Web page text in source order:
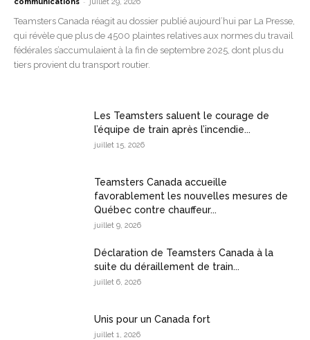
Teamsters Canada réagit au dossier publié aujourd’hui par La Presse,
qui révèle que plus de 4500 plaintes relatives aux normes du travail
fédérales s’accumulaient à la fin de septembre 2025, dont plus du
tiers provient du transport routier.
Les Teamsters saluent le courage de
l’équipe de train après l’incendie...
juillet 15, 2026
Teamsters Canada accueille
favorablement les nouvelles mesures de
Québec contre chauffeur...
juillet 9, 2026
Déclaration de Teamsters Canada à la
suite du déraillement de train...
juillet 6, 2026
Unis pour un Canada fort
juillet 1, 2026